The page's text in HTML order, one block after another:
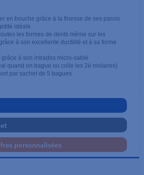
en bouche grâce à la finesse de ses parois
idéale
les formes de dents même sur les
à son excellente ductilité et à sa forme
à son intrados micro-sablé
quand on bague ou colle les 2è molaires)
par sachet de 5 bagues
personnalisées